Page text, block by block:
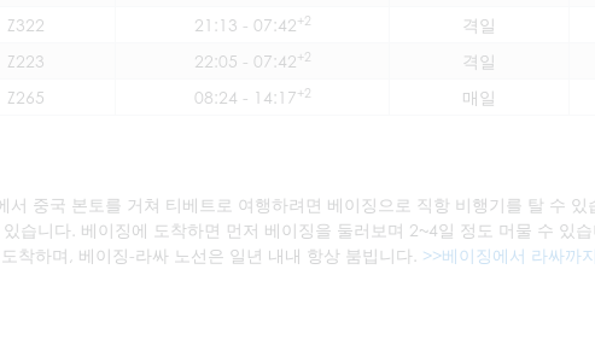
Z322 21:13 - 07:42+2 격일
Z223 22:05 - 07:42+2 격일
Z265 08:24 - 14:17+2 매일
서 중국 본토를 거쳐 티베트로 여행하려면 베이징으로 직항 비행기를 탈 수 있
습니다. 베이징에 도착하면 먼저 베이징을 둘러보며 2~4일 정도 머물 수 있
착하며, 베이징-라싸 노선은 일년 내내 항상 붐빕니다. >>베이징에서 라싸까